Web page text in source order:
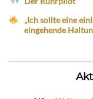
„Ich sollte eine
eingehende